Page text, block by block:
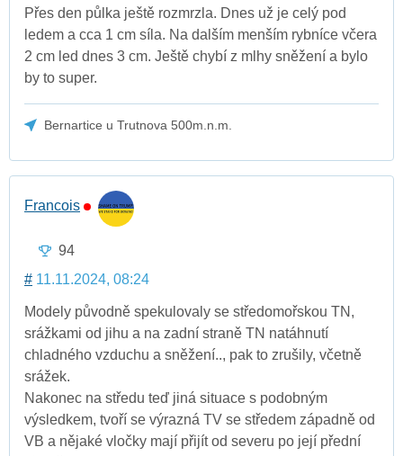
Přes den půlka ještě rozmrzla. Dnes už je celý pod
ledem a cca 1 cm síla. Na dalším menším rybníce včera
2 cm led dnes 3 cm. Ještě chybí z mlhy sněžení a bylo
by to super.
Bernartice u Trutnova 500m.n.m.
Francois
94
# 11.11.2024, 08:24
Modely původně spekulovaly se středomořskou TN,
srážkami od jihu a na zadní straně TN natáhnutí
chladného vzduchu a sněžení.., pak to zrušily, včetně
srážek.
Nakonec na středu teď jiná situace s podobným
výsledkem, tvoří se výrazná TV se středem západně od
VB a nějaké vločky mají přijít od severu po její přední